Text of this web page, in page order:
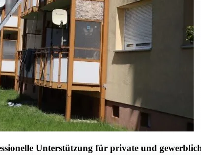
Unterstützung für private und